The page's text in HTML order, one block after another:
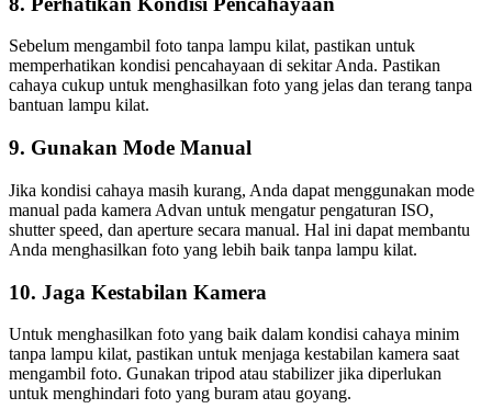
Sebelum mengambil foto tanpa lampu kilat, pastikan untuk
memperhatikan kondisi pencahayaan di sekitar Anda. Pastikan
cahaya cukup untuk menghasilkan foto yang jelas dan terang tanpa
bantuan lampu kilat.
9. Gunakan Mode Manual
Jika kondisi cahaya masih kurang, Anda dapat menggunakan mode
manual pada kamera Advan untuk mengatur pengaturan ISO,
shutter speed, dan aperture secara manual. Hal ini dapat membantu
Anda menghasilkan foto yang lebih baik tanpa lampu kilat.
10. Jaga Kestabilan Kamera
Untuk menghasilkan foto yang baik dalam kondisi cahaya minim
tanpa lampu kilat, pastikan untuk menjaga kestabilan kamera saat
mengambil foto. Gunakan tripod atau stabilizer jika diperlukan
untuk menghindari foto yang buram atau goyang.